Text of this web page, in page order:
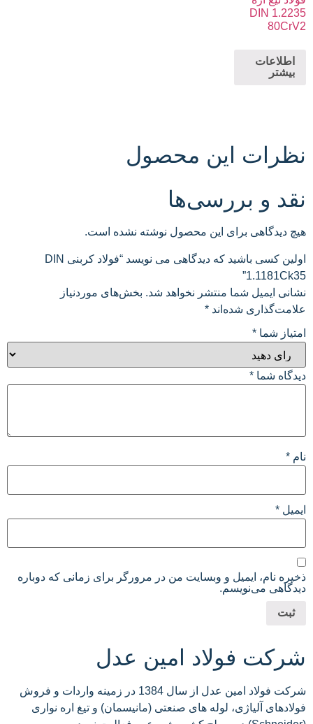
DIN 1.2235
80CrV2
اطلاعات
بیشتر
نظرات این محصول
نقد و بررسی‌ها
هیچ دیدگاهی برای این محصول نوشته نشده است.
اولین کسی باشید که دیدگاهی می نویسد “فولاد کربنی DIN
1.1181Ck35”
نشانی ایمیل شما منتشر نخواهد شد. بخش‌های موردنیاز
علامت‌گذاری شده‌اند *
امتیاز شما *
دیدگاه شما *
نام *
ایمیل *
ذخیره نام، ایمیل و وبسایت من در مرورگر برای زمانی که دوباره
دیدگاهی می‌نویسم.
شرکت فولاد امین عدل
شرکت فولاد امین عدل از سال 1384 در زمینه واردات و فروش
فولادهای آلیاژی، لوله های صنعتی (مانیسمان) و تیغ اره نواری